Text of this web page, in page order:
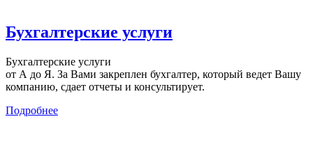
Бухгалтерские услуги
Бухгалтерские услуги
от А до Я. За Вами закреплен бухгалтер, который ведет Вашу
компанию, сдает отчеты и консультирует.
Подробнее